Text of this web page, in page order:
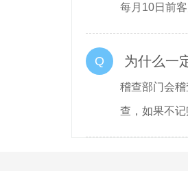
每月10日前
Q 为什么一
稽查部门会
查，如果不